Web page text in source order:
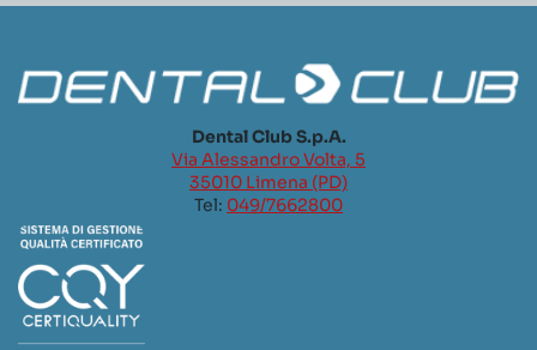
Dental Club S.p.A.
Via Alessandro Volta, 5
35010 Limena (PD)
Tel: 049/7662800